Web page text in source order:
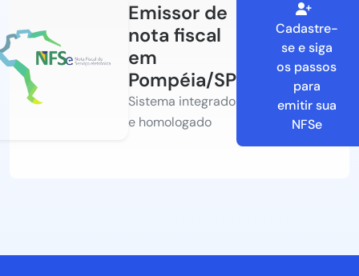
Emissor de
nota fiscal
em
Pompéia/SP
Sistema integrado
e homologado
Cadastre-
se e siga
os passos
para
emitir sua
NFSe